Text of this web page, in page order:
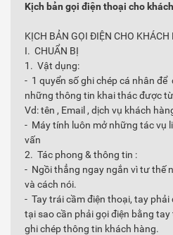
Kịch bản gọi điện thoại cho
KỊCH BẢN GỌI ĐIỆN CHO KHÁCH
I. CHUẨN BỊ
1. Vật dụng:
- 1 quyển số ghi chép cá nhân để
những thông tin khai thác được
Vd: tên , Email , dịch vụ khách
- Máy tính luôn mở những tác vụ
vấn
2. Tác phong & thông tin :
- Ngồi thẳng ngay ngắn vì tư thế
và cách nói.
- Tay trái cầm điện thoại, tay phải
tại sao cần phải gọi điện bằng
ghi chép thông tin khách hàng.